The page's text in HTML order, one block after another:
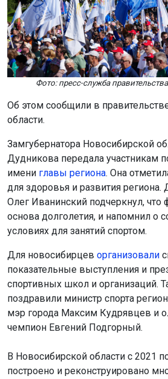
Фото: пресс-служба
Об этом сообщили в
области.
Замгубернатора Новосибирской
Дудникова передала участникам
имени главы региона. Она
для здоровья и развития региона.
Олег Иванинский подчеркнул, что
основа долголетия, и напомнил о
условиях для занятий спортом.
Для новосибирцев организовали
показательные выступления и
спортивных школ и организаций.
поздравили министр спорта
мэр города Максим Кудрявцев и
чемпион Евгений Подгорный.
В Новосибирской области с 2021
построено и реконструировано